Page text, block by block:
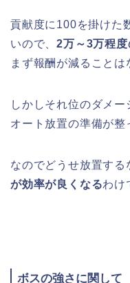
貢献度に100を掛けた
いので、2万～3万程
まず報酬が減ることは
しかしそれ位のダメ
オート放置の準備が整
なのでどうせ放置する
が効率が良くなるわけ
ボスの強さに関して